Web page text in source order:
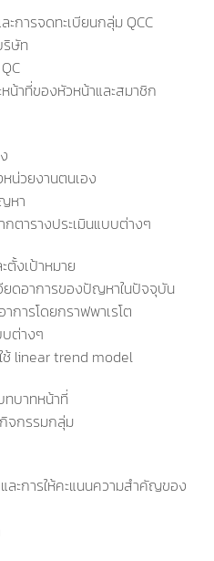
การจดทะเบียนกลุ่ม QCC
ริษัท
น้าที่ของหัวหน้าและสมาชิก
น่วยงานตนเอง
หา
ตารางประเมินแบบต่างๆ
งเป้าหมาย
ยดอาการของปัญหาในปัจจุบัน
ารโดยกราฟพาเรโต
ต่างๆ
ช้ linear trend model
บาทหน้าที่
จกรรมกลุ่ม
ละการให้คะแนนความสำคัญของ